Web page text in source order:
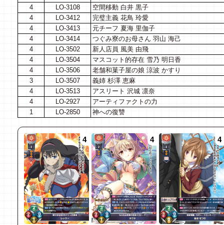
4
LO-3108
空間移動 白井 黒子
4
LO-3412
完璧主義 花鳥 玲愛
4
LO-3413
元チーフ 夏海 里伽子
4
LO-3414
つぐみ寮のお母さん 羽山 海己
4
LO-3502
新人店員 風美 由飛
4
LO-3504
マスコット的存在 雪乃 明日香
4
LO-3506
老舗和菓子屋の娘 涼波 かすり
3
LO-3507
義姉 杉澤 恵麻
4
LO-3513
アスリート 沢城 凛奈
4
LO-2927
アーティファクトの力
1
LO-2850 神への復讐
4 4 4